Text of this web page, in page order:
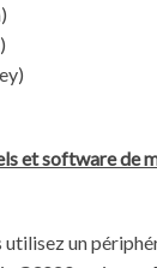
et software de
utilisez un